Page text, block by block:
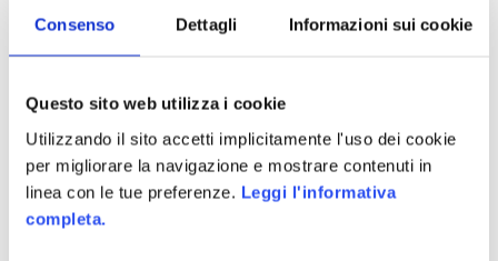
Consenso Dettagli Informazioni sui cookie
Questo sito web utilizza i cookie
Utilizzando il sito accetti implicitamente l'uso dei cookie
per migliorare la navigazione e mostrare contenuti in
linea con le tue preferenze. Leggi l'informativa
completa.
Il vantaggio si sviluppa per tutte le categorie
impiegate nel processo produttivo:
Il dipendente ha modo di sviluppare le proprie
diverse strategie per portare a compimento la
missione assegnata. L’apprendimento è portato ad
essere più incisivo, dato che avviene in un
contesto “fun” che è attivamente ricercato